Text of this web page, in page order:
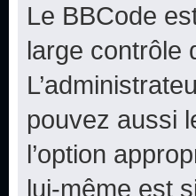
Le BBCode
large contrôle
pouvez aussi
l’option
lui-même est